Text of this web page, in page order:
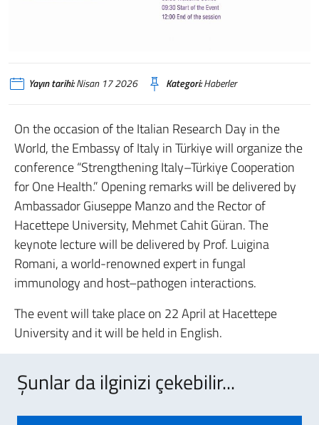
Yayın tarihi:Nisan 17 2026 Kategori:Haberler
On the occasion of the Italian Research Day in the
World, the Embassy of Italy in Türkiye will organize the
conference “Strengthening Italy–Türkiye Cooperation
for One Health.” Opening remarks will be delivered by
Ambassador Giuseppe Manzo and the Rector of
Hacettepe University, Mehmet Cahit Güran. The
keynote lecture will be delivered by Prof. Luigina
Romani, a world-renowned expert in fungal
immunology and host–pathogen interactions.
The event will take place on 22 April at Hacettepe
University and it will be held in English.
Şunlar da ilginizi çekebilir...